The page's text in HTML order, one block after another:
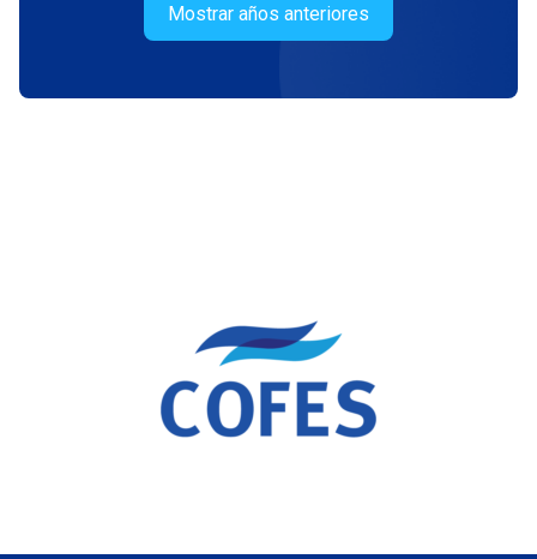
Mostrar años anteriores